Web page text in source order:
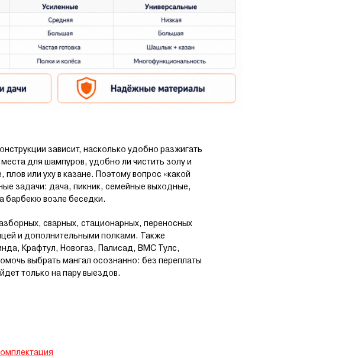
зависит, насколько удобно разжигать
для шампуров, удобно ли чистить золу и
или уху в казане. Поэтому вопрос «какой
задачи: дача, пикник, семейные выходные,
барбекю возле беседки.
сварных, стационарных, переносных
и дополнительными полками. Также
Крафтул, Новогаз, Палисад, ВМС Тулс,
выбрать мангал осознанно: без переплаты
только на пару выездов.